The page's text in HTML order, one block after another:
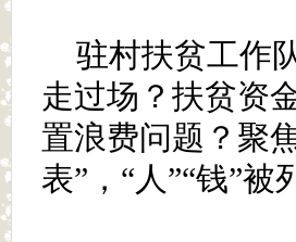
驻村扶贫工作
走过场？扶贫资
置浪费问题？聚
表”，“人”“钱”